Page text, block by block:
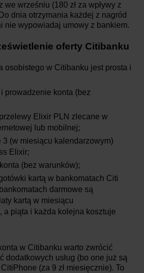
we wrześniu (180 zł za wpływy z
dnia otrzymania każdej z nagród
nie wypowiadaj umowy z bankiem.
oferty Citibanku
osobistego w Citibanku jest prosta i
i prowadzenie konta (bez
Elixir PLN zlecane w
lub mobilnej;
3 (w miesiącu kalendarzowym)
Elixir;
(bez warunków);
kartą w bankomatach Citi
darmowe są
kartą w miesiącu
a piąta i każda kolejna kosztuje
w Citibanku warto zwrócić
dodatkowych usług (bo one już są
(za 9 zł miesięcznie). To